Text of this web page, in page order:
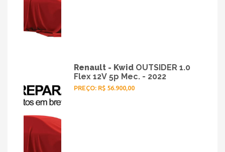
Renault - Kwid OUTSIDER 1.0
Flex 12V 5p Mec. - 2022
PREÇO: R$ 56.900,00